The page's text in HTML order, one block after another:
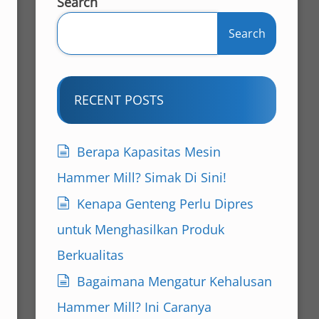
Search
RECENT POSTS
Berapa Kapasitas Mesin
Hammer Mill? Simak Di Sini!
Kenapa Genteng Perlu Dipres
untuk Menghasilkan Produk
Berkualitas
Bagaimana Mengatur Kehalusan
Hammer Mill? Ini Caranya